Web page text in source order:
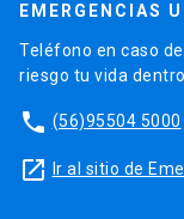
EMERGENCIAS
Teléfono en caso
riesgo tu vida
phone (56)95504 5000
launch Ir al sitio de